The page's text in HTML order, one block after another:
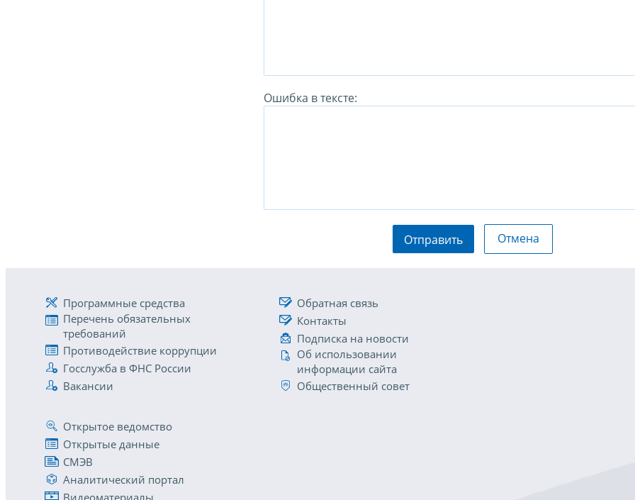
Ошибка в тексте:
Отправить Отмена
Программные средства
Перечень обязательных
требований
Противодействие коррупции
Госслужба в ФНС России
Вакансии
Обратная связь
Контакты
Подписка на новости
Об использовании
информации сайта
Общественный совет
Открытое ведомство
Открытые данные
СМЭВ
Аналитический портал
Видеоматериалы